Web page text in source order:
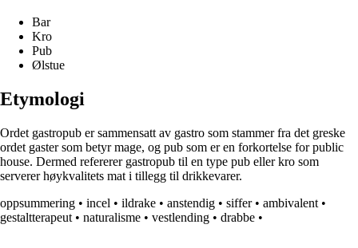
Bar
Kro
Pub
Ølstue
Etymologi
Ordet gastropub er sammensatt av gastro som stammer fra det greske
ordet gaster som betyr mage, og pub som er en forkortelse for public
house. Dermed refererer gastropub til en type pub eller kro som
serverer høykvalitets mat i tillegg til drikkevarer.
oppsummering • incel • ildrake • anstendig • siffer• ambivalent •
gestaltterapeut • naturalisme • vestlending • drabbe •